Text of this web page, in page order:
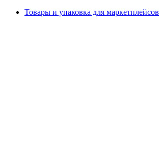
Товары и упаковка для маркетплейсов